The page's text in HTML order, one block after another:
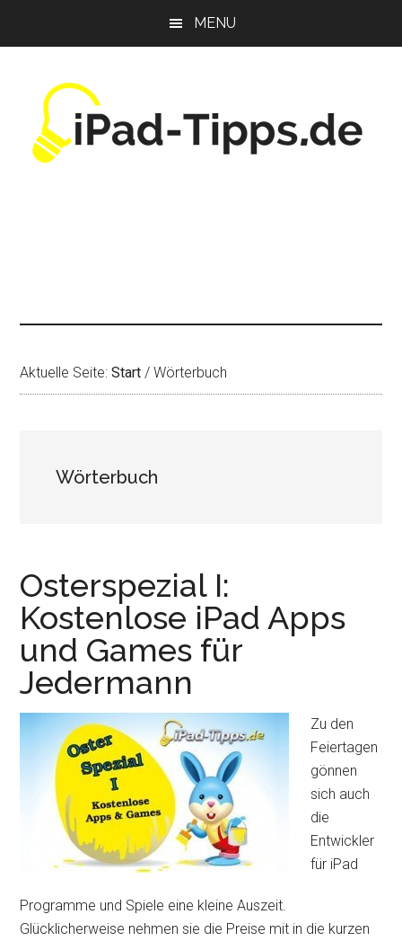
MENU
Aktuelle Seite:Start / Wörterbuch
Wörterbuch
Osterspezial I:
Kostenlose iPad Apps
und Games für
Jedermann
Zu den
Feiertagen
gönnen
sich auch
die
Entwickler
für iPad
Programme und Spiele eine kleine Auszeit.
Glücklicherweise nehmen sie die Preise mit in die kurzen